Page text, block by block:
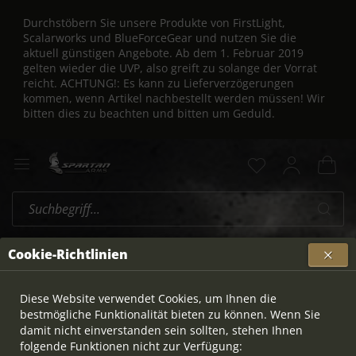
Durchstöbern Sie unsere Produkte von FirstLight,
Scalarworks und BlueForceGear und nutzen Sie die
aktuell günstigen Angebote. Ab dem 1. Februar 2019
gelten wieder die UVP, also greift zu solange der Vorrat
reicht. ACHTUNG!: Es kann zu Lieferverzögerungen
kommen, wenn Artikel nachbestellt werden müssen! Wir
bitten dies zu beachten und bitten um Geduld.
Erwerbsberechtigung und
Waffenrecht
Cookie-Richtlinien
Diese Website verwendet Cookies, um Ihnen die
bestmögliche Funktionalität bieten zu können. Wenn Sie
damit nicht einverstanden sein sollten, stehen Ihnen
folgende Funktionen nicht zur Verfügung: